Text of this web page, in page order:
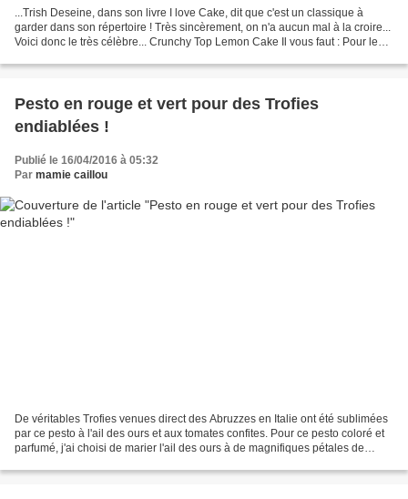
...Trish Deseine, dans son livre I love Cake, dit que c'est un classique à
garder dans son répertoire ! Très sincèrement, on n'a aucun mal à la croire...
Voici donc le très célèbre... Crunchy Top Lemon Cake Il vous faut : Pour le
Pesto en rouge et vert pour des Trofies
endiablées !
Publié le 16/04/2016 à 05:32
Par mamie caillou
De véritables Trofies venues direct des Abruzzes en Italie ont été sublimées
par ce pesto à l'ail des ours et aux tomates confites. Pour ce pesto coloré et
parfumé, j'ai choisi de marier l'ail des ours à de magnifiques pétales de